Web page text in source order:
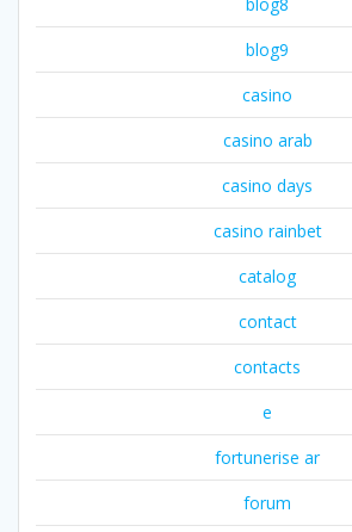
blog9
casino
casino arab
casino days
casino rainbet
catalog
contact
contacts
e
fortunerise ar
forum